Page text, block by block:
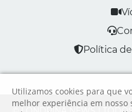
Política
Utilizamos cookies para que
melhor experiência em nosso